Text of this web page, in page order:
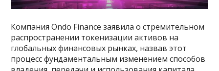
Компания Ondo Finance заявила о стремительном
распространении токенизации активов на
глобальных финансовых рынках, назвав этот
процесс фундаментальным изменением способов